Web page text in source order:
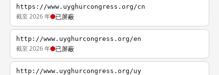
https://www.uyghurcongress.org/cn
截至 2026 年 已屏蔽
http://www.uyghurcongress.org/en
截至 2026 年 已屏蔽
http://www.uyghurcongress.org/uy